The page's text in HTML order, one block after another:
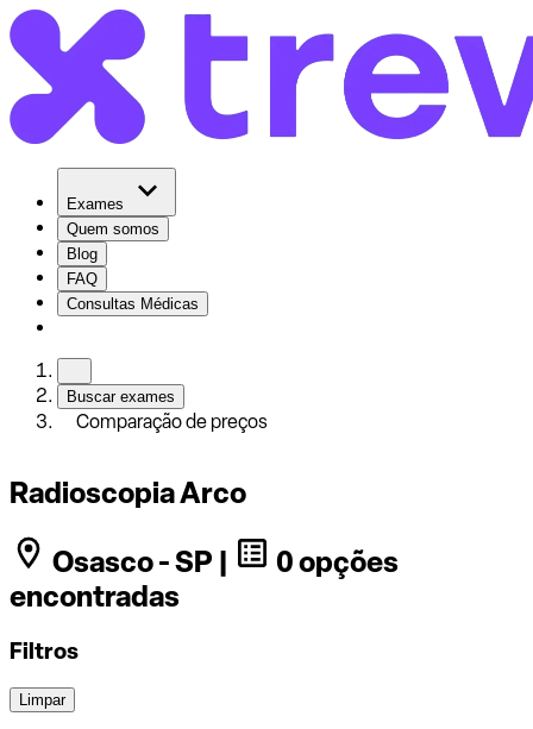
Exames
Quem somos
Blog
FAQ
Consultas Médicas
Buscar exames
Comparação de preços
Radioscopia Arco
Osasco - SP |
0 opções
encontradas
Filtros
Limpar